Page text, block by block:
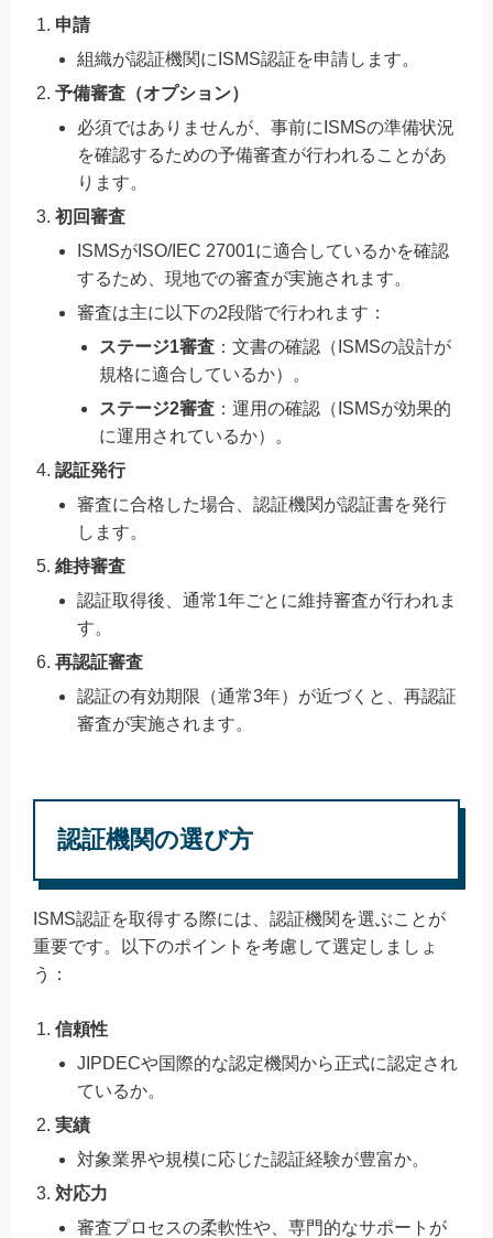
申請
組織が認証機関にISMS認証を申請します。
予備審査（オプション）
必須ではありませんが、事前にISMSの準備状況
を確認するための予備審査が行われることがあ
ります。
初回審査
ISMSがISO/IEC 27001に適合しているかを確認
するため、現地での審査が実施されます。
審査は主に以下の2段階で行われます：
ステージ1審査 ：文書の確認（ISMSの設計が
規格に適合しているか）。
ステージ2審査 ：運用の確認（ISMSが効果的
に運用されているか）。
認証発行
審査に合格した場合、認証機関が認証書を発行
します。
維持審査
認証取得後、通常1年ごとに維持審査が行われま
す。
再認証審査
認証の有効期限（通常3年）が近づくと、再認証
審査が実施されます。
認証機関の選び方
ISMS認証を取得する際には、認証機関を選ぶことが
重要です。以下のポイントを考慮して選定しましょ
う：
信頼性
JIPDECや国際的な認定機関から正式に認定され
ているか。
実績
対象業界や規模に応じた認証経験が豊富か。
対応力
審査プロセスの柔軟性や、専門的なサポートが